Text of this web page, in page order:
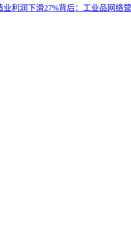
业利润下滑27%背后：工业品网络